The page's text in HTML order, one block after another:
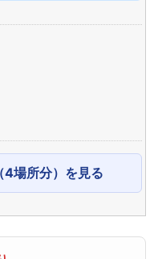
場所分）を見る